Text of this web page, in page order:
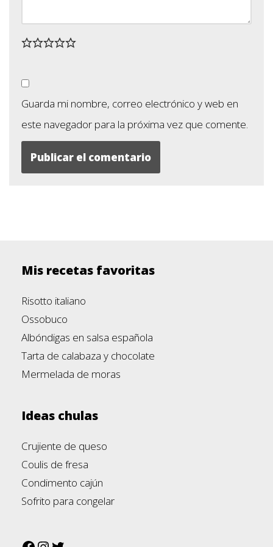
Guarda mi nombre, correo electrónico y web en
este navegador para la próxima vez que comente.
Mis recetas favoritas
Risotto italiano
Ossobuco
Albóndigas en salsa española
Tarta de calabaza y chocolate
Mermelada de moras
Ideas chulas
Crujiente de queso
Coulis de fresa
Condimento cajún
Sofrito para congelar